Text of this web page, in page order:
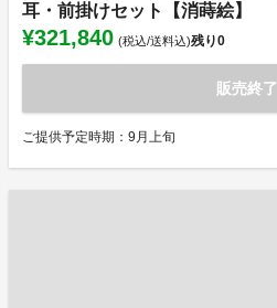
耳・前掛けセット【消蒔絵】
¥321,840 (税込/送料込)残り0
販売終了
ご提供予定時期：9月上旬